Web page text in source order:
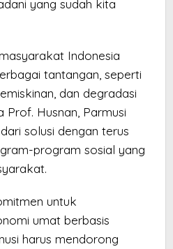
yang sudah kita
Indonesia
tantangan, seperti
dan degradasi
Husnan, Parmusi
solusi dengan terus
program sosial yang
untuk
umat berbasis
harus mendorong